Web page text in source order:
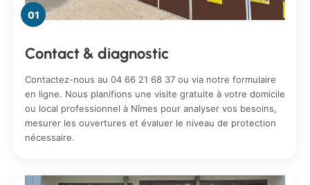
01
Contact & diagnostic
Contactez-nous au 04 66 21 68 37 ou via notre formulaire
en ligne. Nous planifions une visite gratuite à votre domicile
ou local professionnel à Nîmes pour analyser vos besoins,
mesurer les ouvertures et évaluer le niveau de protection
nécessaire.